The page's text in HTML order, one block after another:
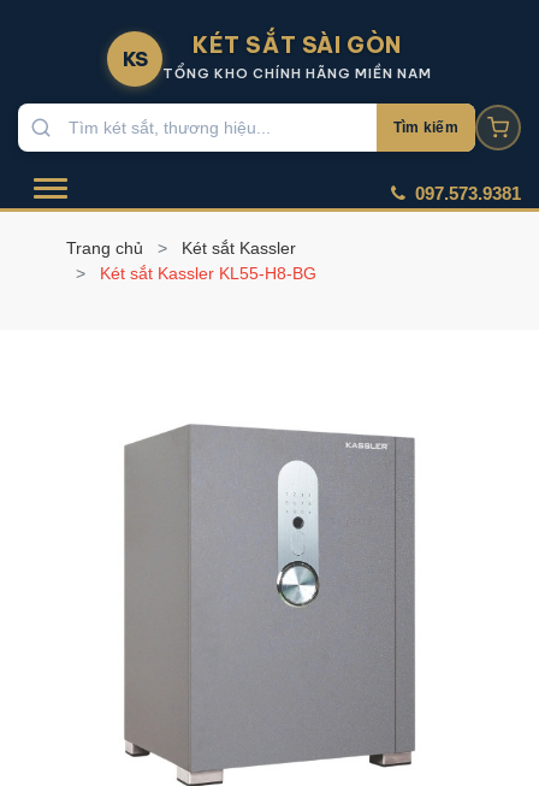
KS KÉT SẮT SÀI GÒN
TỔNG KHO CHÍNH HÃNG MIỀN NAM
Tìm kiếm
097.573.9381
Trang chủ
Két sắt Kassler
Két sắt Kassler KL55-H8-BG